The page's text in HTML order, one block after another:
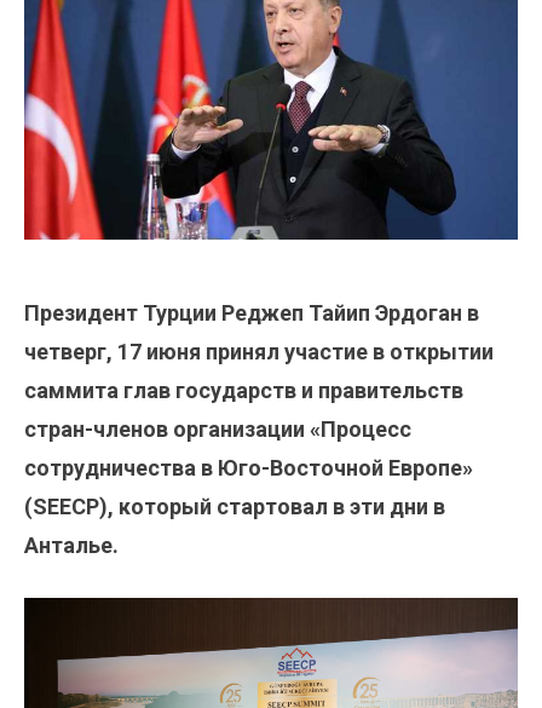
Президент Турции Реджеп Тайип Эрдоган в
четверг, 17 июня принял участие в открытии
саммита глав государств и правительств
стран-членов организации «Процесс
сотрудничества в Юго-Восточной Европе»
(SEECP), который стартовал в эти дни в
Анталье.